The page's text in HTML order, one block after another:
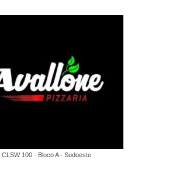
CLSW 100 - Bloco A - Sudoeste